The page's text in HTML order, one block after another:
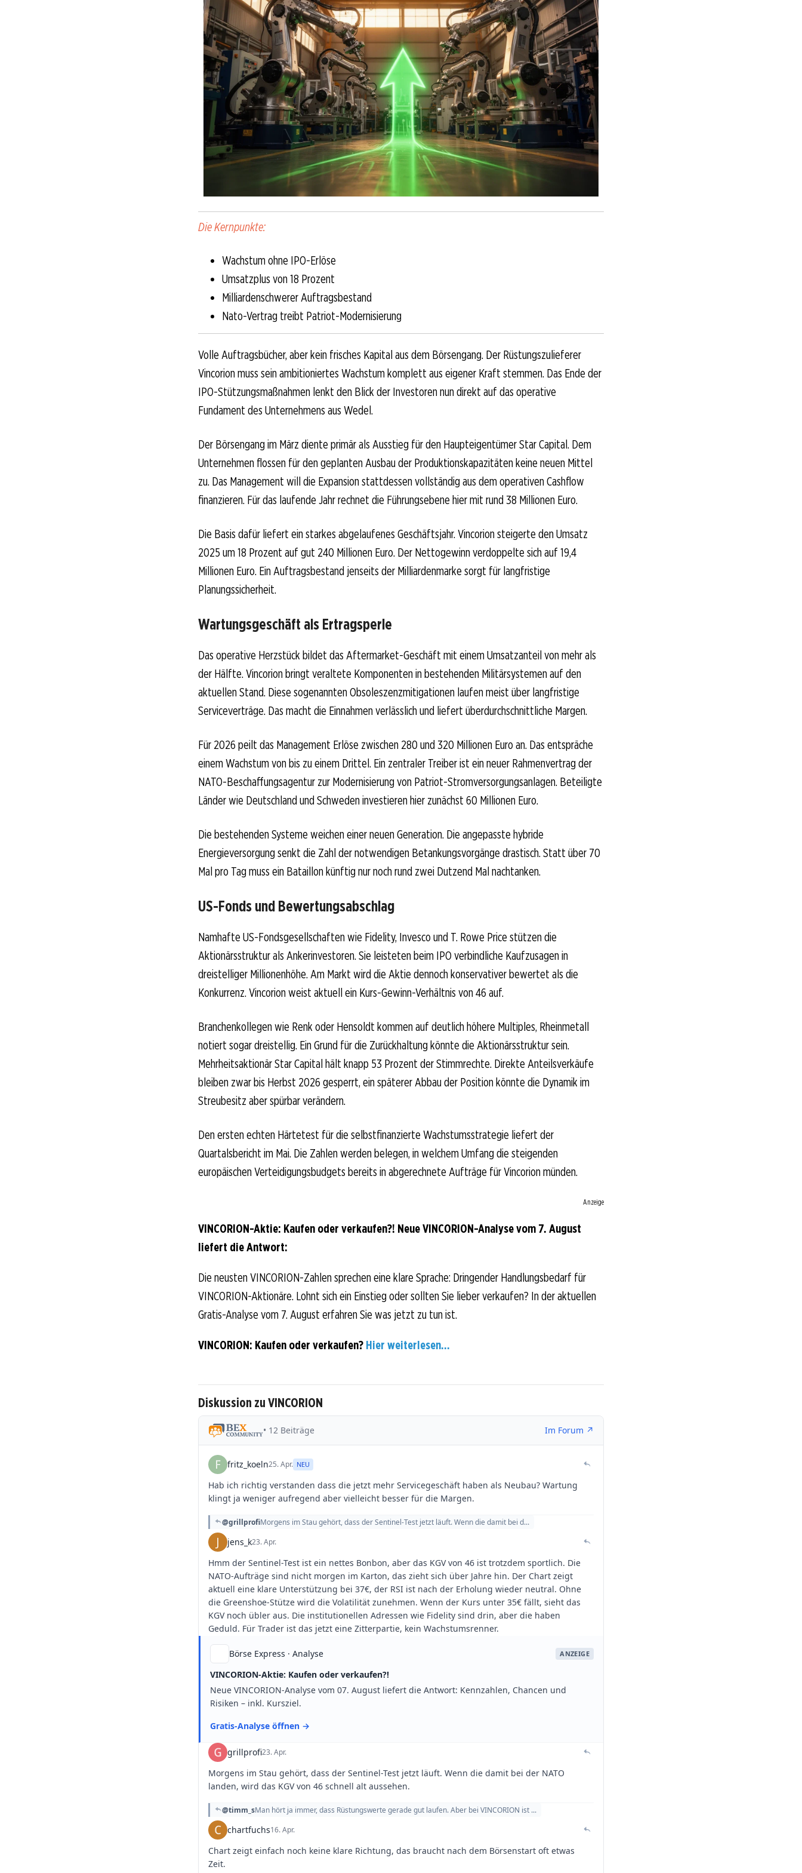
Die Kernpunkte:
Wachstum ohne IPO-Erlöse
Umsatzplus von 18 Prozent
Milliardenschwerer Auftragsbestand
Nato-Vertrag treibt Patriot-Modernisierung
Volle Auftragsbücher, aber kein frisches Kapital aus dem Börsengang. Der Rüstungszulieferer
Vincorion muss sein ambitioniertes Wachstum komplett aus eigener Kraft stemmen. Das Ende der
IPO-Stützungsmaßnahmen lenkt den Blick der Investoren nun direkt auf das operative
Fundament des Unternehmens aus Wedel.
Der Börsengang im März diente primär als Ausstieg für den Haupteigentümer Star Capital. Dem
Unternehmen flossen für den geplanten Ausbau der Produktionskapazitäten keine neuen Mittel
zu. Das Management will die Expansion stattdessen vollständig aus dem operativen Cashflow
finanzieren. Für das laufende Jahr rechnet die Führungsebene hier mit rund 38 Millionen Euro.
Die Basis dafür liefert ein starkes abgelaufenes Geschäftsjahr. Vincorion steigerte den Umsatz
2025 um 18 Prozent auf gut 240 Millionen Euro. Der Nettogewinn verdoppelte sich auf 19,4
Millionen Euro. Ein Auftragsbestand jenseits der Milliardenmarke sorgt für langfristige
Planungssicherheit.
Wartungsgeschäft als Ertragsperle
Das operative Herzstück bildet das Aftermarket-Geschäft mit einem Umsatzanteil von mehr als
der Hälfte. Vincorion bringt veraltete Komponenten in bestehenden Militärsystemen auf den
aktuellen Stand. Diese sogenannten Obsoleszenzmitigationen laufen meist über langfristige
Serviceverträge. Das macht die Einnahmen verlässlich und liefert überdurchschnittliche Margen.
Für 2026 peilt das Management Erlöse zwischen 280 und 320 Millionen Euro an. Das entspräche
einem Wachstum von bis zu einem Drittel. Ein zentraler Treiber ist ein neuer Rahmenvertrag der
NATO-Beschaffungsagentur zur Modernisierung von Patriot-Stromversorgungsanlagen. Beteiligte
Länder wie Deutschland und Schweden investieren hier zunächst 60 Millionen Euro.
Die bestehenden Systeme weichen einer neuen Generation. Die angepasste hybride
Energieversorgung senkt die Zahl der notwendigen Betankungsvorgänge drastisch. Statt über 70
Mal pro Tag muss ein Bataillon künftig nur noch rund zwei Dutzend Mal nachtanken.
US-Fonds und Bewertungsabschlag
Namhafte US-Fondsgesellschaften wie Fidelity, Invesco und T. Rowe Price stützen die
Aktionärsstruktur als Ankerinvestoren. Sie leisteten beim IPO verbindliche Kaufzusagen in
dreistelliger Millionenhöhe. Am Markt wird die Aktie dennoch konservativer bewertet als die
Konkurrenz. Vincorion weist aktuell ein Kurs-Gewinn-Verhältnis von 46 auf.
Branchenkollegen wie Renk oder Hensoldt kommen auf deutlich höhere Multiples, Rheinmetall
notiert sogar dreistellig. Ein Grund für die Zurückhaltung könnte die Aktionärsstruktur sein.
Mehrheitsaktionär Star Capital hält knapp 53 Prozent der Stimmrechte. Direkte Anteilsverkäufe
bleiben zwar bis Herbst 2026 gesperrt, ein späterer Abbau der Position könnte die Dynamik im
Streubesitz aber spürbar verändern.
Den ersten echten Härtetest für die selbstfinanzierte Wachstumsstrategie liefert der
Quartalsbericht im Mai. Die Zahlen werden belegen, in welchem Umfang die steigenden
europäischen Verteidigungsbudgets bereits in abgerechnete Aufträge für Vincorion münden.
Anzeige
VINCORION-Aktie: Kaufen oder verkaufen?! Neue VINCORION-Analyse vom 7. August
liefert die Antwort:
Die neusten VINCORION-Zahlen sprechen eine klare Sprache: Dringender Handlungsbedarf für
VINCORION-Aktionäre. Lohnt sich ein Einstieg oder sollten Sie lieber verkaufen? In der aktuellen
Gratis-Analyse vom 7. August erfahren Sie was jetzt zu tun ist.
VINCORION: Kaufen oder verkaufen? Hier weiterlesen...
Diskussion zu VINCORION